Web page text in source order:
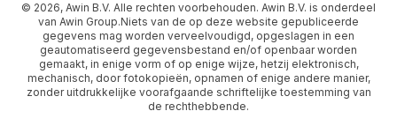
© 2026, Awin B.V. Alle rechten voorbehouden. Awin B.V. is onderdeel
van Awin Group.Niets van de op deze website gepubliceerde
gegevens mag worden verveelvoudigd, opgeslagen in een
geautomatiseerd gegevensbestand en/of openbaar worden
gemaakt, in enige vorm of op enige wijze, hetzij elektronisch,
mechanisch, door fotokopieën, opnamen of enige andere manier,
zonder uitdrukkelijke voorafgaande schriftelijke toestemming van
de rechthebbende.